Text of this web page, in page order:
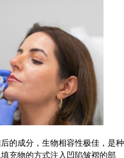
的成分，生物相容性极佳，是种
充物的方式注入凹陷皱褶的部